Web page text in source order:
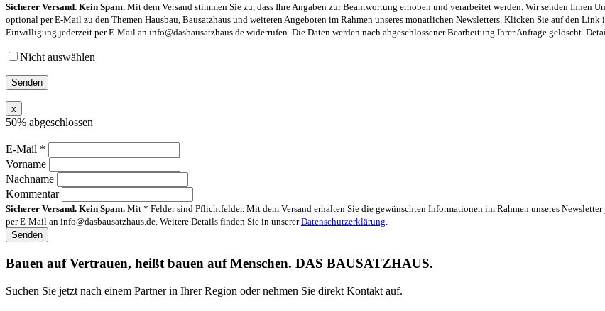
Sicherer Versand. Kein Spam. Mit dem Versand stimmen Sie zu, dass Ihre Angaben zur Beantwortung erhoben und verarbeitet werden. Wir senden Ihnen
optional per E-Mail zu den Themen Hausbau, Bausatzhaus und weiteren Angeboten im Rahmen unseres monatlichen Newsletters. Klicken Sie auf den
Einwilligung jederzeit per E-Mail an info@dasbausatzhaus.de widerrufen. Die Daten werden nach abgeschlossener Bearbeitung Ihrer Anfrage gelöscht.
Nicht auswählen
x
50% abgeschlossen
E-Mail *
Vorname
Nachname
Kommentar
Sicherer Versand. Kein Spam. Mit * Felder sind Pflichtfelder. Mit dem Versand erhalten Sie die gewünschten Informationen im Rahmen unseres
per E-Mail an info@dasbausatzhaus.de. Weitere Details finden Sie in unsererDatenschutzerklärung.
Bauen auf Vertrauen, heißt bauen auf Menschen. DAS BAUSATZHAUS.
Suchen Sie jetzt nach einem Partner in Ihrer Region oder nehmen Sie direkt Kontakt auf.